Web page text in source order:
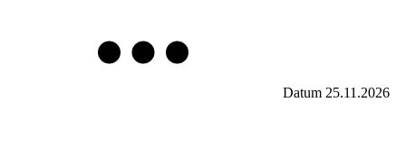
Datum 25.11.2026